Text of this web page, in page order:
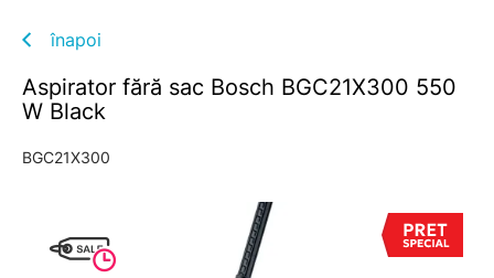
înapoi
Aspirator fără sac Bosch BGC21X300 550
W Black
BGC21X300